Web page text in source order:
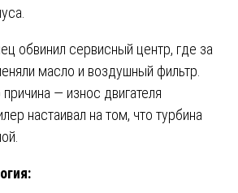
обвинил сервисный центр, где за
масло и воздушный фильтр.
— износ двигателя
настаивал на том, что турбина